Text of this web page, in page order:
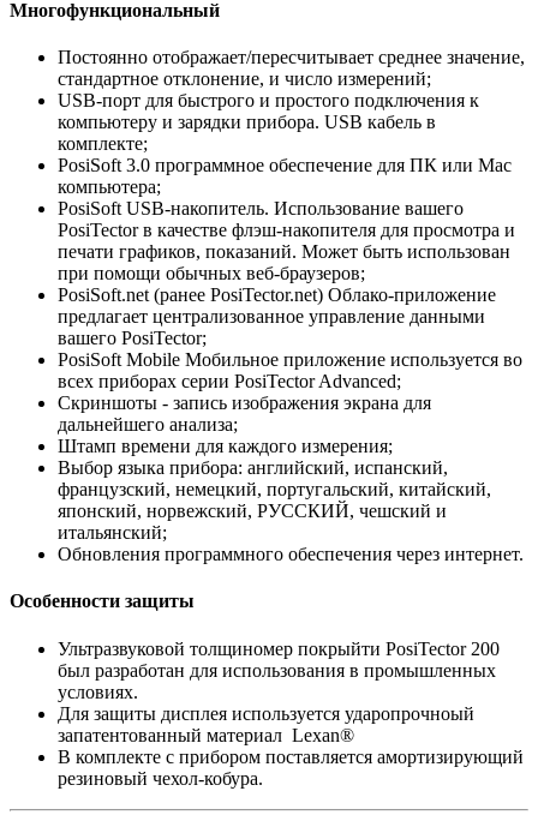
Многофункциональный
Постоянно отображает/пересчитывает среднее значение,
стандартное отклонение, и число измерений;
USB-порт для быстрого и простого подключения к
компьютеру и зарядки прибора. USB кабель в
комплекте;
PosiSoft 3.0 программное обеспечение для ПК или Mac
компьютера;
PosiSoft USB-накопитель. Использование вашего
PosiTector в качестве флэш-накопителя для просмотра и
печати графиков, показаний. Может быть использован
при помощи обычных веб-браузеров;
PosiSoft.net (ранее PosiTector.net) Облако-приложение
предлагает централизованное управление данными
вашего PosiTector;
PosiSoft Mobile Мобильное приложение используется во
всех приборах серии PosiTector Advanced;
Скриншоты - запись изображения экрана для
дальнейшего анализа;
Штамп времени для каждого измерения;
Выбор языка прибора: английский, испанский,
французский, немецкий, португальский, китайский,
японский, норвежский, РУССКИЙ, чешский и
итальянский;
Обновления программного обеспечения через интернет.
Особенности защиты
Ультразвуковой толщиномер покрыйти PosiTector 200
был разработан для использования в промышленных
условиях.
Для защиты дисплея используется ударопрочноый
запатентованный материал Lexan®
В комплекте с прибором поставляется амортизирующий
резиновый чехол-кобура.